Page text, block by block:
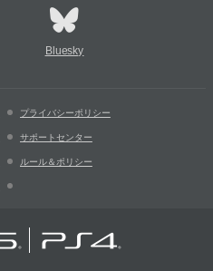
Bluesky
プライバシーポリシー
サポートセンター
ルール＆ポリシー